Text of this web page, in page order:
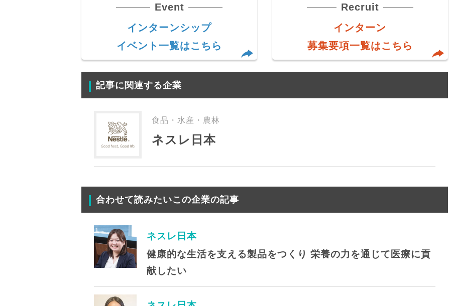
Event
インターンシップ
イベント一覧はこちら
Recruit
インターン
募集要項一覧はこちら
記事に関連する企業
食品・水産・農林
ネスレ日本
合わせて読みたいこの企業の記事
ネスレ日本
健康的な生活を支える製品をつくり 栄養の力を通じて医療に貢
献したい